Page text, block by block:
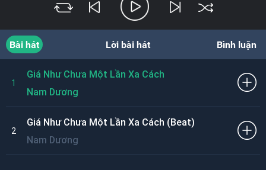
Bài hát Lời bài hát Bình luận
1
Giá Như Chưa Một Lần Xa Cách
Nam Dương
2
Giá Như Chưa Một Lần Xa Cách (Beat)
Nam Dương